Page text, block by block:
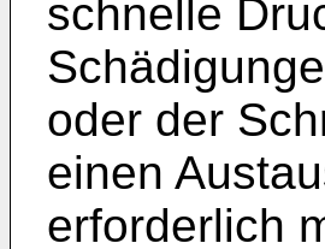
schnelle
oder der
einen
erforderlich